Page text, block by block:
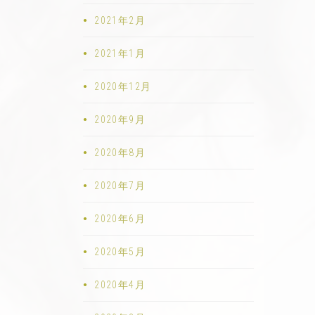
2021年2月
2021年1月
2020年12月
2020年9月
2020年8月
2020年7月
2020年6月
2020年5月
2020年4月